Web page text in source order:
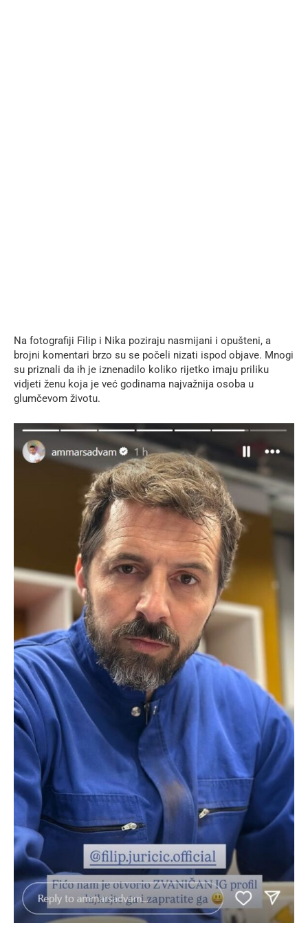
Na fotografiji Filip i Nika poziraju nasmijani i opušteni, a
brojni komentari brzo su se počeli nizati ispod objave. Mnogi
su priznali da ih je iznenadilo koliko rijetko imaju priliku
vidjeti ženu koja je već godinama najvažnija osoba u
glumčevom životu.